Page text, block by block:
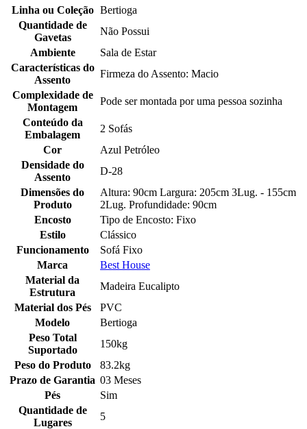
Linha ou Coleção Bertioga
Quantidade de
Gavetas
Não Possui
Ambiente
Sala de Estar
Características do
Assento
Firmeza do Assento: Macio
Complexidade de
Montagem
Pode ser montada por uma pessoa sozinha
Conteúdo da
Embalagem
2 Sofás
Cor
Azul Petróleo
Densidade do
Assento
D-28
Dimensões do
Produto
Altura: 90cm Largura: 205cm 3Lug. - 155cm
2Lug. Profundidade: 90cm
Encosto
Tipo de Encosto: Fixo
Estilo
Clássico
Funcionamento
Sofá Fixo
Marca
Best House
Material da
Estrutura
Madeira Eucalipto
Material dos Pés
PVC
Modelo
Bertioga
Peso Total
Suportado
150kg
Peso do Produto
83.2kg
Prazo de Garantia 03 Meses
Pés
Sim
Quantidade de
Lugares
5